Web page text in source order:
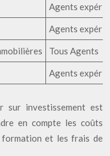
Agents
Agents
Tous Agents
Agents
sur investissement est
en compte les coûts
formation et les frais de